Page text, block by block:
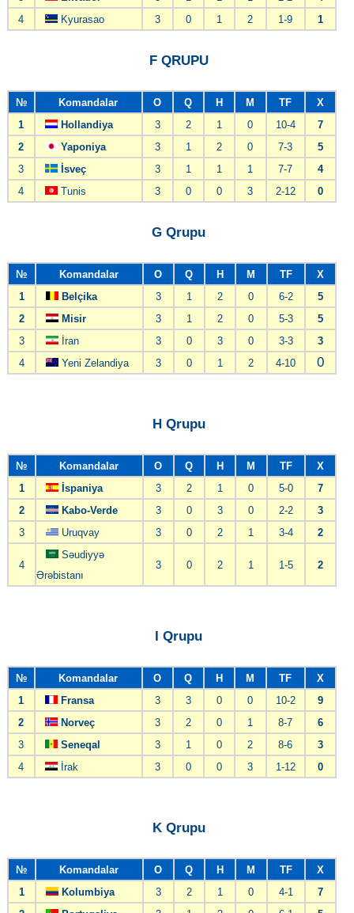
4
Kyurasao 3 0 1 2 1-9 1
F QRUPU
№ Komandalar O Q H M TF
X
1
Hollandiya 3 2 1 0 10-4
7
2
Yaponiya 3 1 2 0 7-3
5
3
İsveç 3 1 1 1 7-7
4
4
Tunis 3 0 0 3 2-12 0
G Qrupu
№ Komandalar O Q H M TF
X
1
Belçika 3 1 2 0 6-2
5
2
Misir 3 1 2 0 5-3
5
3
İran 3 0 3 0 3-3
3
4
Yeni Zelandiya 3 0 1 2 4-10 0
H Qrupu
№ Komandalar O Q H M TF
X
1
İspaniya 3 2 1 0 5-0
7
2
Kabo-Verde 3 0 3 0 2-2
3
3
Uruqvay 3 0 2 1 3-4 2
4
Səudiyyə
Ərəbistanı
3 0 2 1 1-5 2
I Qrupu
№ Komandalar O Q H M TF
X
1
Fransa 3 3 0 0 10-2
9
2
Norveç 3 2 0 1 8-7
6
3
Seneqal 3 1 0 2 8-6
3
4
İrak 3 0 0 3 1-12 0
K Qrupu
№ Komandalar O Q H M TF
X
1
Kolumbiya 3 2 1 0 4-1
7